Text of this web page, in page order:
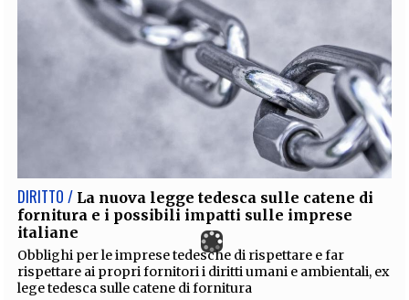
DIRITTO / La nuova legge tedesca sulle catene di
fornitura e i possibili impatti sulle imprese
italiane
Obblighi per le imprese tedesche di rispettare e far
rispettare ai propri fornitori i diritti umani e ambientali, ex
lege tedesca sulle catene di fornitura